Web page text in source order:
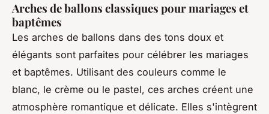
Arches de ballons classiques pour mariages et
baptêmes
Les arches de ballons dans des tons doux et
élégants sont parfaites pour célébrer les mariages
et baptêmes. Utilisant des couleurs comme le
blanc, le crème ou le pastel, ces arches créent une
atmosphère romantique et délicate. Elles s'intègrent